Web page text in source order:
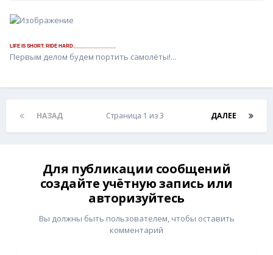
LIFE IS SHORT. RIDE HARD.
Первым делом будем портить самолёты!...
НАЗАД ДАЛЕЕ
Страница 1 из 3
Для публикации сообщений
создайте учётную запись или
авторизуйтесь
Вы должны быть пользователем, чтобы оставить
комментарий